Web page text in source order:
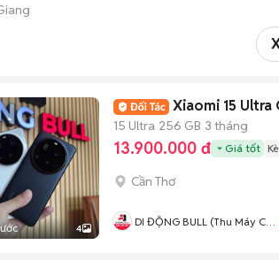
4
Xiaomi 15 Ultra
15 Ultra 256 GB 3 tháng
13.900.000 đ Giá tốt
Cần Thơ
DI ĐỘNG BULL (Thu Máy Cũ -